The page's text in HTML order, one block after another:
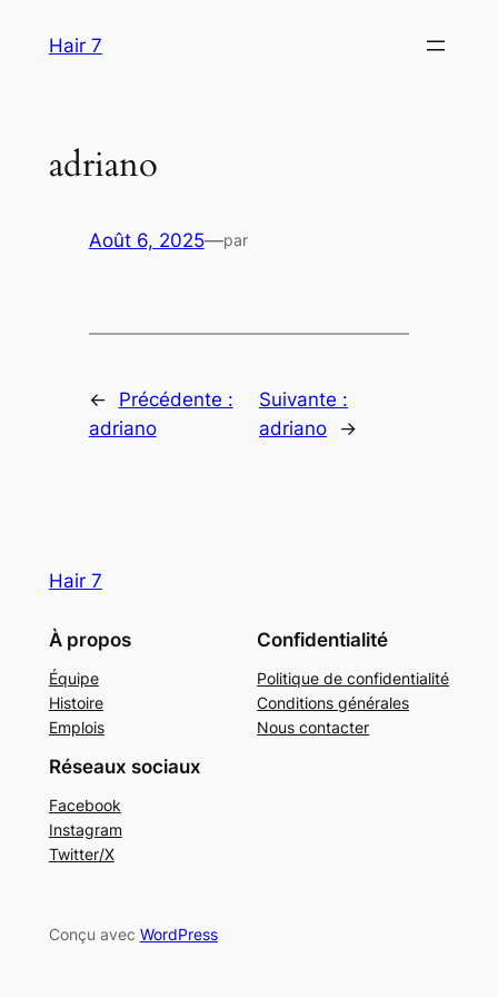
Hair 7
adriano
Août 6, 2025—par
←
Précédente :
adriano
Suivante :
adriano
→
Hair 7
À propos
Équipe
Histoire
Emplois
Confidentialité
Politique de confidentialité
Conditions générales
Nous contacter
Réseaux sociaux
Facebook
Instagram
Twitter/X
Conçu avec WordPress